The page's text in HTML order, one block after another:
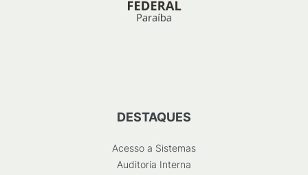
DESTAQUES
Acesso a Sistemas
Auditoria Interna